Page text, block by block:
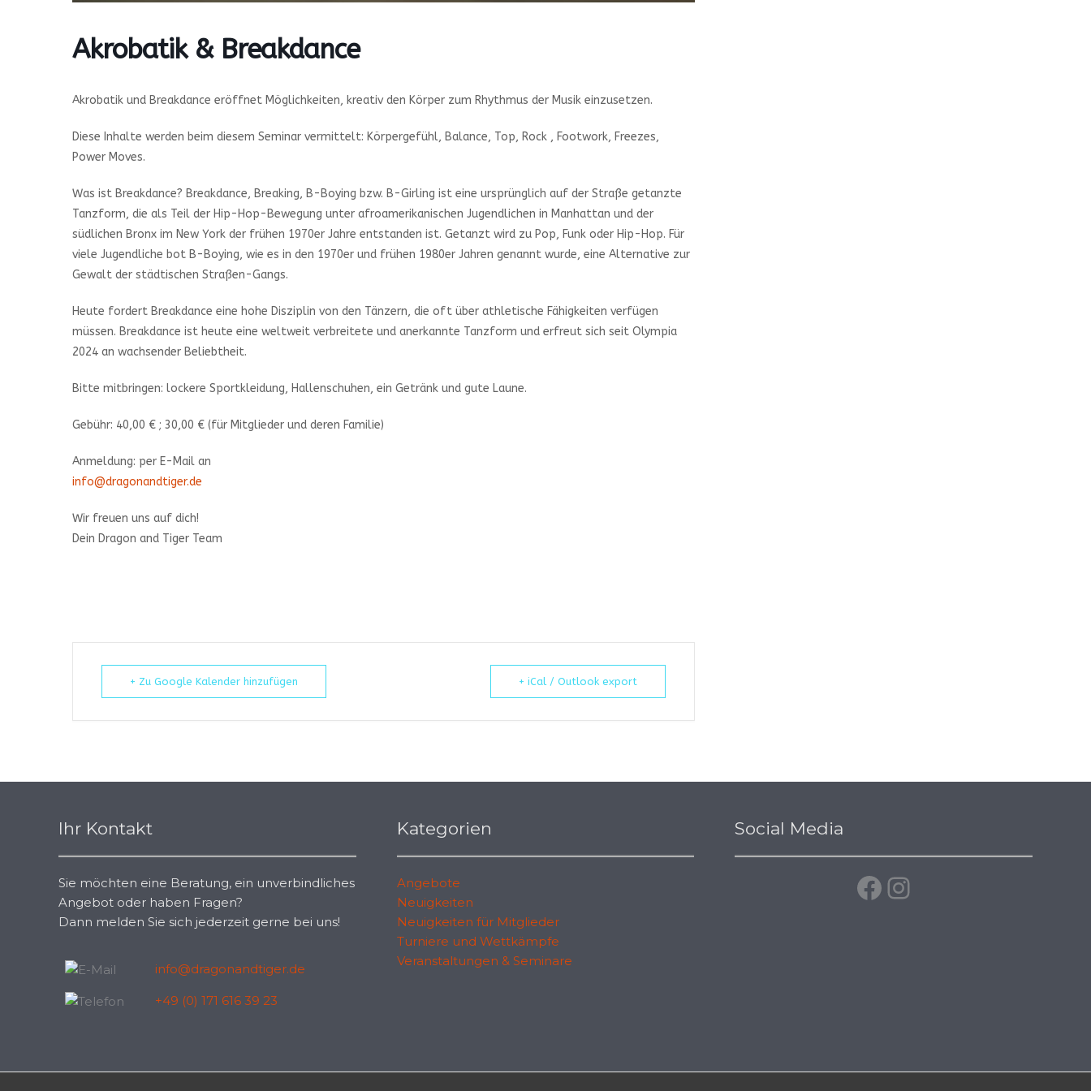
Akrobatik & Breakdance
Akrobatik und Breakdance eröffnet Möglichkeiten, kreativ den Körper zum Rhythmus der Musik einzusetzen.
Diese Inhalte werden beim diesem Seminar vermittelt: Körpergefühl, Balance, Top, Rock , Footwork, Freezes,
Power Moves.
Was ist Breakdance? Breakdance, Breaking, B-Boying bzw. B-Girling ist eine ursprünglich auf der Straße getanzte
Tanzform, die als Teil der Hip-Hop-Bewegung unter afroamerikanischen Jugendlichen in Manhattan und der
südlichen Bronx im New York der frühen 1970er Jahre entstanden ist. Getanzt wird zu Pop, Funk oder Hip-Hop. Für
viele Jugendliche bot B-Boying, wie es in den 1970er und frühen 1980er Jahren genannt wurde, eine Alternative zur
Gewalt der städtischen Straßen-Gangs.
Heute fordert Breakdance eine hohe Disziplin von den Tänzern, die oft über athletische Fähigkeiten verfügen
müssen. Breakdance ist heute eine weltweit verbreitete und anerkannte Tanzform und erfreut sich seit Olympia
2024 an wachsender Beliebtheit.
Bitte mitbringen: lockere Sportkleidung, Hallenschuhen, ein Getränk und gute Laune.
Gebühr: 40,00 € ; 30,00 € (für Mitglieder und deren Familie)
Anmeldung: per E-Mail an
info@dragonandtiger.de
Wir freuen uns auf dich!
Dein Dragon and Tiger Team
+ Zu Google Kalender hinzufügen + iCal / Outlook export
Ihr Kontakt
Sie möchten eine Beratung, ein unverbindliches
Angebot oder haben Fragen?
Dann melden Sie sich jederzeit gerne bei uns!
info@dragonandtiger.de
+49 (0) 171 616 39 23
Kategorien
Angebote
Neuigkeiten
Neuigkeiten für Mitglieder
Turniere und Wettkämpfe
Veranstaltungen & Seminare
Social Media